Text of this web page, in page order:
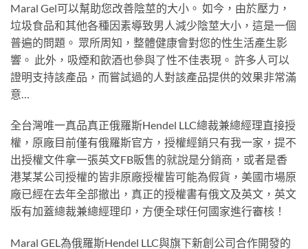
Maral Gel可以幫助您改善陰莖的大小。 如今，由於壓力，
垃圾食品和其他各種因素導致男人減少陰莖大小，這是一個
普遍的問題。 眾所周知，整體健康會對您的性生活產生影
響。 此外，吸煙和飲酒也參與了性不佳表現。 許多人可以
證明支持該產品，而嘗試過的人對該產品提供的效果非常滿
意…
全台灣唯一真品真正俄羅斯Hendel LLC總裁兼總經理直接授
權，原廠目前僅有俄羅斯官方，授權經銷只有我一家，提不
出授權文件拿一張英文FB販售的就說是分銷商，或者是香
港某某公司授權的皆非原廠授權皆可能為假貨，美國市場原
廠已經在去年全部撤出，真正的授權書有俄文及英文，英文
版有加蓋總裁兼總經理印，方便全球任何國家進行審核！
Maral GEL為俄羅斯Hendel LLC與旗下新創公司合作開發的